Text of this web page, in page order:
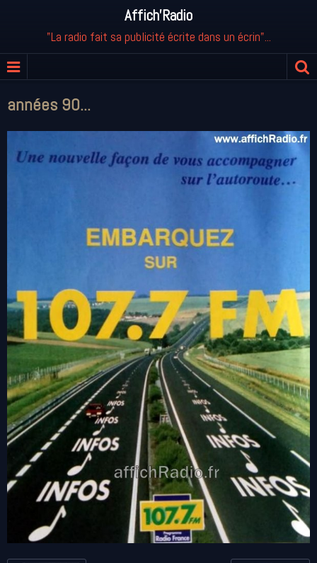
Affich'Radio
"La radio fait sa publicité écrite dans un écrin"...
années 90...